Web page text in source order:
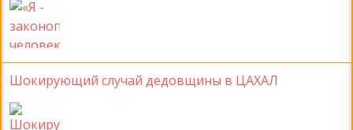
Шокирующий случай дедовщины в ЦАХАЛ